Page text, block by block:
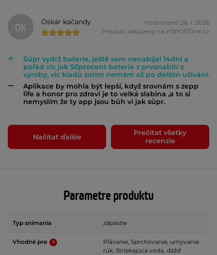
OK Oskár kačandy
Hodnotené: 26. 1. 2026
Produkt zakúpený na inSPORTline.cz
Sůpr vydrž baterie, ještě sem nenabíjel 14dní a
pořád víc jak 50procent baterie z prvonabití z
výroby, víc kladů zatím nemám až po delším užívání.
Aplikace by mohla být lepší, když srovnám s zepp
life a honor pro zdraví je to velká slabina ,a to si
nemyslím že ty app jsou bůh ví jak sůpr.
Načítať ďalšie
Prečítať všetky
recenzie
Parametre produktu
Typ snímania zápästie
Vhodné pre
Plávanie, Sprchovanie, umývanie
rúk, Striekajúca voda, dážď